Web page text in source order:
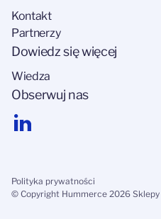
Kontakt
Partnerzy
Dowiedz się więcej
Wiedza
Obserwuj nas
Polityka prywatności
© Copyright Hummerce 2026